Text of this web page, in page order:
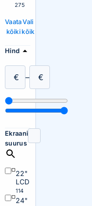
275
Vaata
kõiki
Vali
kõik
Hind
€ – €
Ekraani
suurus
22"
LCD
114
24"